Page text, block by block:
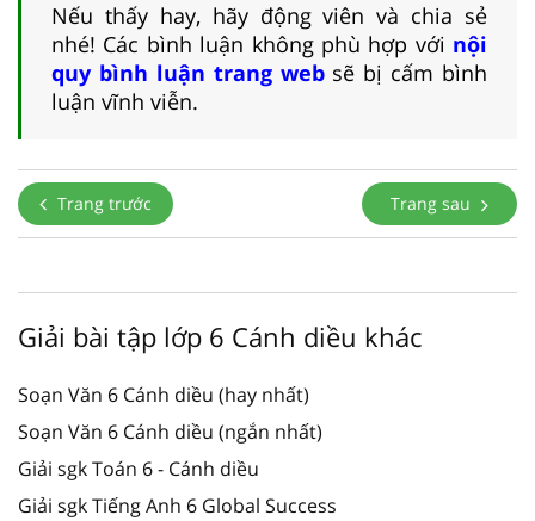
Nếu thấy hay, hãy động viên và chia sẻ
nhé! Các bình luận không phù hợp với nội
quy bình luận trang websẽ bị cấm bình
luận vĩnh viễn.
Trang trước Trang sau
Giải bài tập lớp 6 Cánh diều khác
Soạn Văn 6 Cánh diều (hay nhất)
Soạn Văn 6 Cánh diều (ngắn nhất)
Giải sgk Toán 6 - Cánh diều
Giải sgk Tiếng Anh 6 Global Success